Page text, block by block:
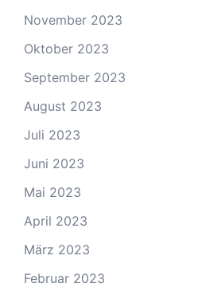
November 2023
Oktober 2023
September 2023
August 2023
Juli 2023
Juni 2023
Mai 2023
April 2023
März 2023
Februar 2023